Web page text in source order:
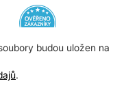
budou uložen na
.